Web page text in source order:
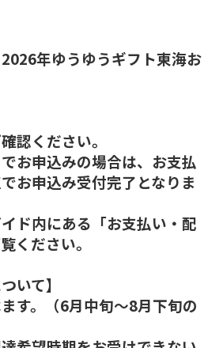
年ゆうゆうギフト東海お
認ください。
お申込みの場合は、お支払
お申込み受付完了となりま
ド内にある「お支払い・配
ください。
いて】
す。（6月中旬～8月下旬の